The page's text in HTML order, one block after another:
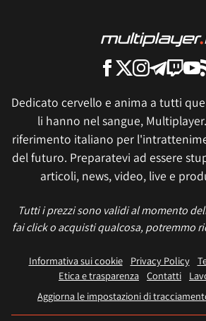
Dedicato cervello e anima a tutti
li hanno nel sangue,
riferimento italiano per
del futuro. Preparatevi ad essere
articoli, news, video, live e
Tutti i prezzi sono validi al momento
fai click o acquisti qualcosa, potremmo
Informativa sui cookie Privacy Policy
Etica e trasparenza Contatti
Aggiorna le impostazioni di